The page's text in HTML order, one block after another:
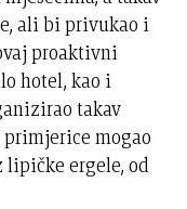
ali bi privukao i
proaktivni
hotel, kao i
takav
mogao
ergele, od